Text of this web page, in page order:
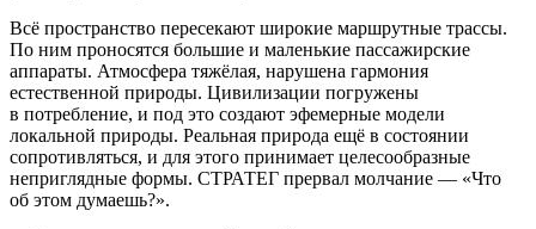
Всё пространство пересекают широкие маршрутные трассы.
По ним проносятся большие и маленькие пассажирские
аппараты. Атмосфера тяжёлая, нарушена гармония
естественной природы. Цивилизации погружены
в потребление, и под это создают эфемерные модели
локальной природы. Реальная природа ещё в состоянии
сопротивляться, и для этого принимает целесообразные
неприглядные формы. СТРАТЕГ прервал молчание — «Что
об этом думаешь?».